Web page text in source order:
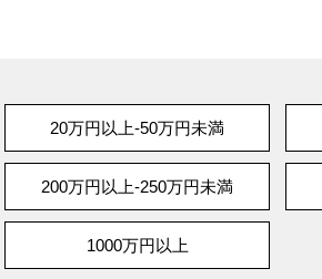
20万円以上-50万円未満
200万円以上-250万円未満
1000万円以上